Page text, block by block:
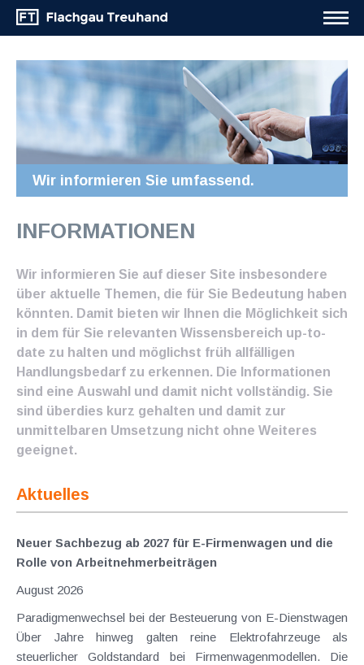
Wir informieren Sie umfassend.
INFORMATIONEN
Wir informieren Sie auf dieser Site insbesondere
über aktuelle Themen, die für Sie Bedeutung haben
könnten. Damit bieten wir Ihnen die Möglichkeit sich
in dem für Sie relevanten Wissensbereich up-to-
date zu halten und möglichst früh allfälligen
Handlungsbedarf zu erkennen. Die Informationen
sind eine Auswahl und damit nicht vollständig. Sie
sind überdies kurz gehalten und damit zur
unmittelbaren Umsetzung nicht ohne Weiteres
geeignet.
Aktuelles
Neuer Sachbezug ab 2027 für E-Firmenwagen und die
Rolle von Arbeitnehmer​­beiträgen
August 2026
Paradigmenwechsel bei der Besteuerung von E-Dienstwagen
Über Jahre hinweg galten reine Elektrofahrzeuge als
steuerlicher Goldstandard bei Firmenwagenmodellen. Die